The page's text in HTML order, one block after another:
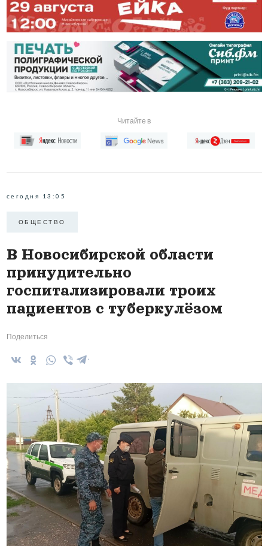
Читайте в
сегодня 13:05
ОБЩЕСТВО
В Новосибирской области
принудительно
госпитализировали троих
пациентов с туберкулёзом
Поделиться